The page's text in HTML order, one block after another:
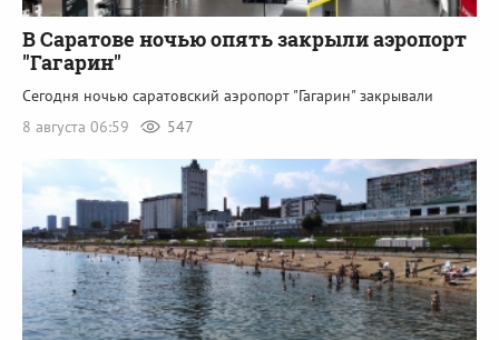
В Саратове ночью опять закрыли аэропорт
"Гагарин"
Сегодня ночью саратовский аэропорт "Гагарин" закрывали
8 августа 06:59
547